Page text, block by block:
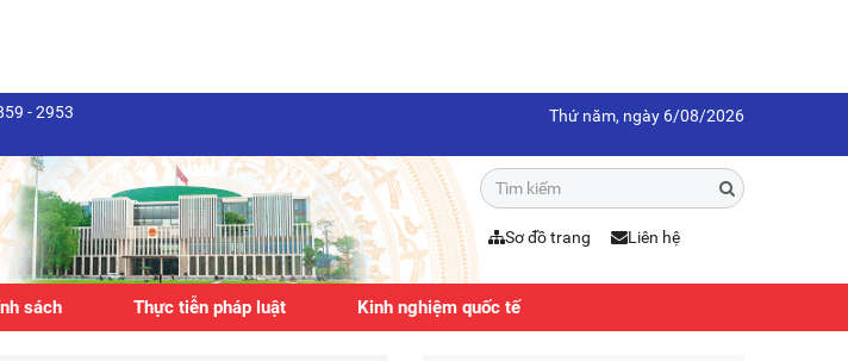
- 2953 Thứ năm, ngày 6/08/2026
Sơ đồ trang Liên hệ
sách Thực tiễn pháp luật Kinh nghiệm quốc tế